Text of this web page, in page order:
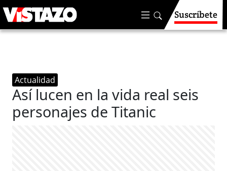
Suscríbete
Actualidad
Así lucen en la vida real seis
personajes de Titanic